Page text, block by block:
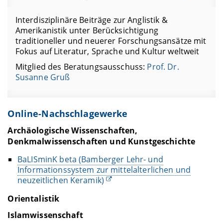
Interdisziplinäre Beiträge zur Anglistik &
Amerikanistik unter Berücksichtigung
traditioneller und neuerer Forschungsansätze mit
Fokus auf Literatur, Sprache und Kultur weltweit
Mitglied des Beratungsausschuss: Prof. Dr.
Susanne Gruß
Online-Nachschlagewerke
Archäologische Wissenschaften,
Denkmalwissenschaften und Kunstgeschichte
BaLISminK beta (Bamberger Lehr- und
Informationssystem zur mittelalterlichen und
neuzeitlichen Keramik)
Orientalistik
Islamwissenschaft